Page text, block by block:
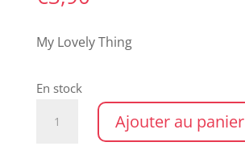
My Lovely Thing
En stock
Ajouter au panier